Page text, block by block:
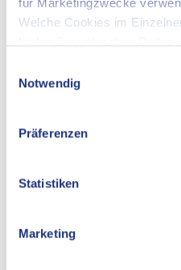
für Marketingzwecke
Welche Cookies im
Notwendig
Präferenzen
Statistiken
Marketing
Bearbeitungsdauer
Vertiefende Informationen
Hinweise
Rechtsbehelf